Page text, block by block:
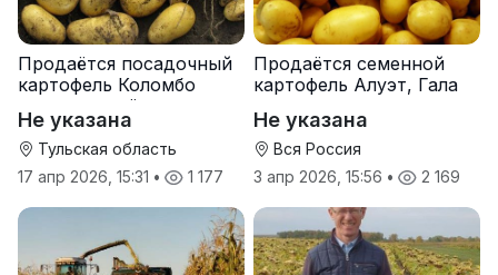
Продаётся посадочный
картофель Коломбо
оптом от трёх тонн
Не указана
Тульская область
17 апр 2026, 15:31 • 1 177
Продаётся семенной
картофель Алуэт, Гала
Не указана
Вся Россия
3 апр 2026, 15:56 • 2 169